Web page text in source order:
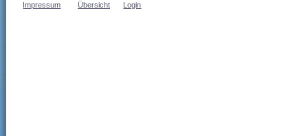
Impressum Übersicht Login